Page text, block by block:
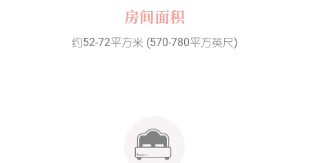
房间面积
约52-72平方米 (570-780平方英尺)